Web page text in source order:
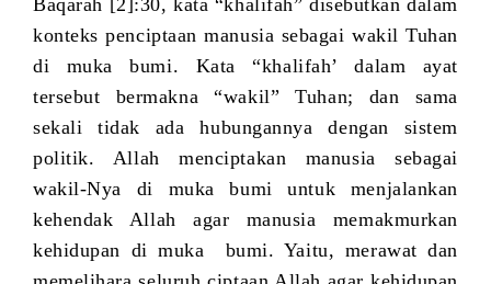
Baqarah [2]:30, kata “khalifah” disebutkan dalam
konteks penciptaan manusia sebagai wakil Tuhan
di muka bumi. Kata “khalifah’ dalam ayat
tersebut bermakna “wakil” Tuhan; dan sama
sekali tidak ada hubungannya dengan sistem
politik. Allah menciptakan manusia sebagai
wakil-Nya di muka bumi untuk menjalankan
kehendak Allah agar manusia memakmurkan
kehidupan di muka bumi. Yaitu, merawat dan